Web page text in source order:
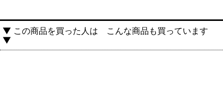
▼ この商品を買った人は こんな商品も買っています
▼